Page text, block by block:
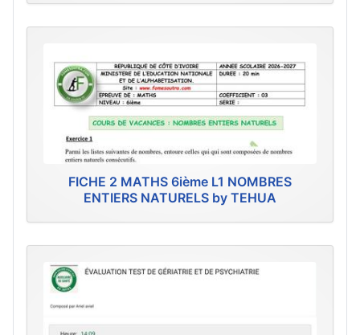
FICHE 2 MATHS 6ième L1 NOMBRES
ENTIERS NATURELS by TEHUA